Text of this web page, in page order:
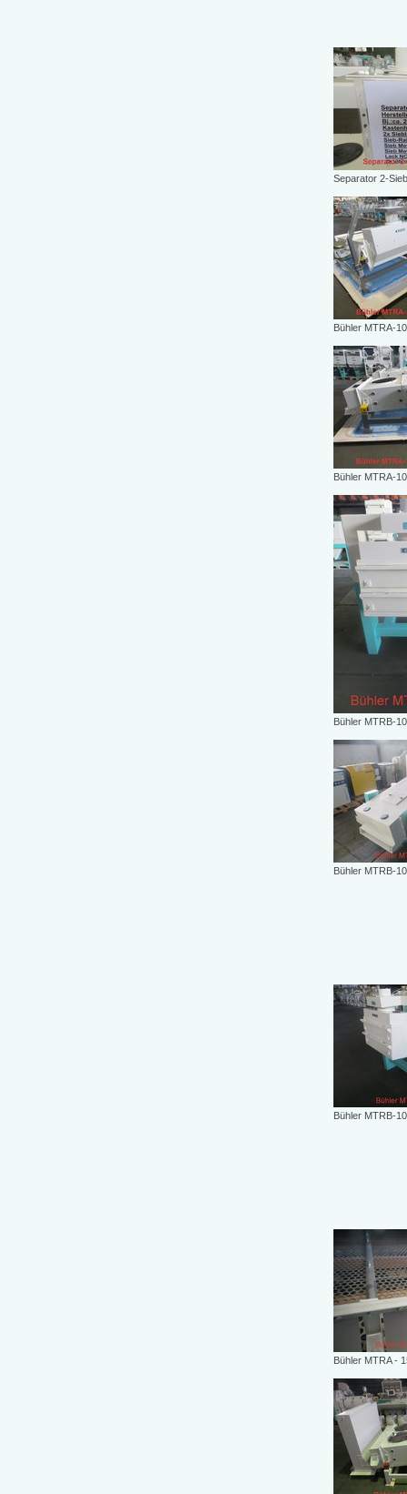
Separator 2-
Bühler MTRA-
Bühler MTRA-
Bühler MTRB-
Bühler MTRB-
Bühler MTRB-
Bühler MTRA -